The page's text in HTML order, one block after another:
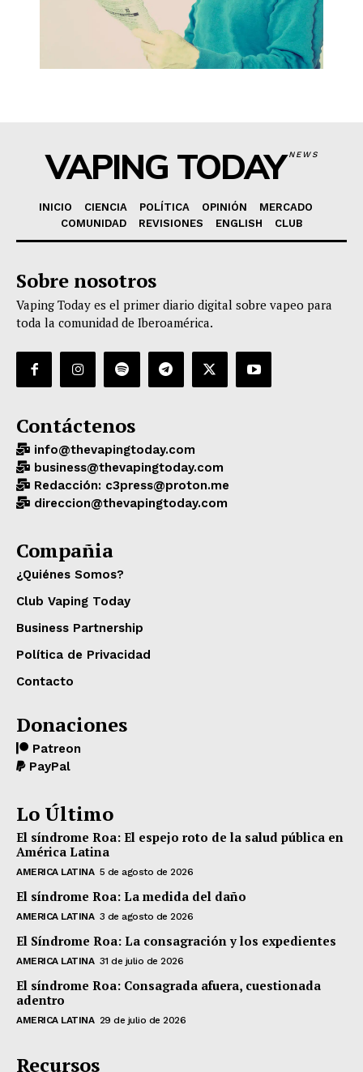
VAPING TODAYNEWS
INICIO CIENCIA POLÍTICA OPINIÓN
MERCADO
COMUNIDAD
REVISIONES ENGLISH CLUB
Sobre nosotros
Vaping Today es el primer diario digital sobre vapeo para
toda la comunidad de Iberoamérica.
Contáctenos
info@thevapingtoday.com
business@thevapingtoday.com
Redacción: c3press@proton.me
direccion@thevapingtoday.com
Compañia
¿Quiénes Somos?
Club Vaping Today
Business Partnership
Política de Privacidad
Contacto
Donaciones
Patreon
PayPal
Lo Último
El síndrome Roa: El espejo roto de la salud pública en
América Latina
AMERICA LATINA 5 de agosto de 2026
El síndrome Roa: La medida del daño
AMERICA LATINA 3 de agosto de 2026
El Síndrome Roa: La consagración y los expedientes
AMERICA LATINA 31 de julio de 2026
El síndrome Roa: Consagrada afuera, cuestionada
adentro
AMERICA LATINA 29 de julio de 2026
Recursos